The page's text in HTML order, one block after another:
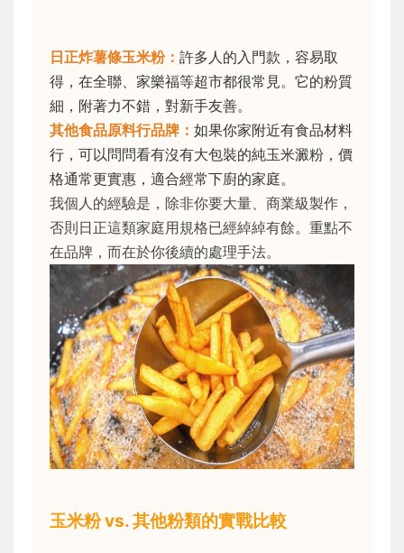
日正炸薯條玉米粉： 許多人的入門款，容易取
得，在全聯、家樂福等超市都很常見。它的粉質
細，附著力不錯，對新手友善。
其他食品原料行品牌： 如果你家附近有食品材料
行，可以問問看有沒有大包裝的純玉米澱粉，價
格通常更實惠，適合經常下廚的家庭。
我個人的經驗是，除非你要大量、商業級製作，
否則日正這類家庭用規格已經綽綽有餘。重點不
在品牌，而在於你後續的處理手法。
玉米粉 vs. 其他粉類的實戰比較